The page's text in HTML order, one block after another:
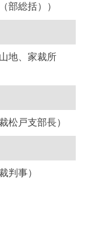
部総括））
地、家裁所
松戸支部長）
判事）